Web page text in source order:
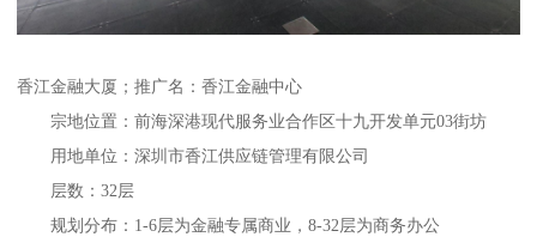
香江金融大厦；推广名：香江金融中心
宗地位置：前海深港现代服务业合作区十九开发单元03街坊
用地单位：深圳市香江供应链管理有限公司
层数：32层
规划分布：1-6层为金融专属商业，8-32层为商务办公